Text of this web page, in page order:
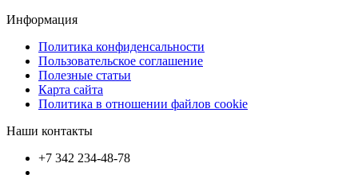
Информация
Политика конфиденсальности
Пользовательское соглашение
Полезные статьи
Карта сайта
Политика в отношении файлов cookie
Наши контакты
+7 342 234-48-78